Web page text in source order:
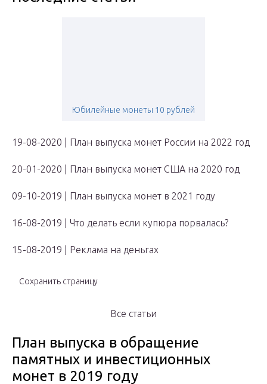
Юбилейные монеты 10 рублей
19-08-2020 | План выпуска монет России на 2022 год
20-01-2020 | План выпуска монет США на 2020 год
09-10-2019 | План выпуска монет в 2021 году
16-08-2019 | Что делать если купюра порвалась?
15-08-2019 | Реклама на деньгах
Сохранить страницу
Все статьи
План выпуска в обращение
памятных и инвестиционных
монет в 2019 году